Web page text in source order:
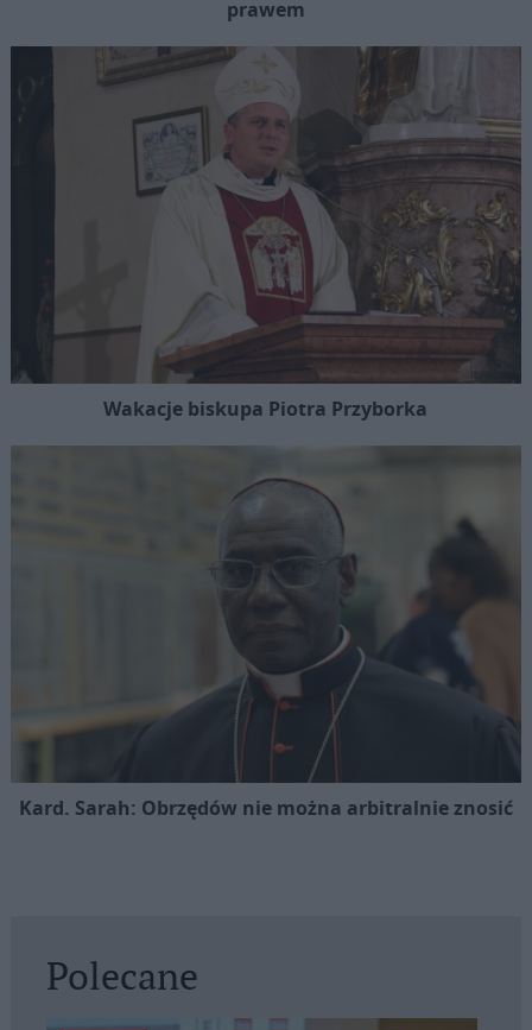
prawem
Wakacje biskupa Piotra Przyborka
Kard. Sarah: Obrzędów nie można arbitralnie znosić
Polecane